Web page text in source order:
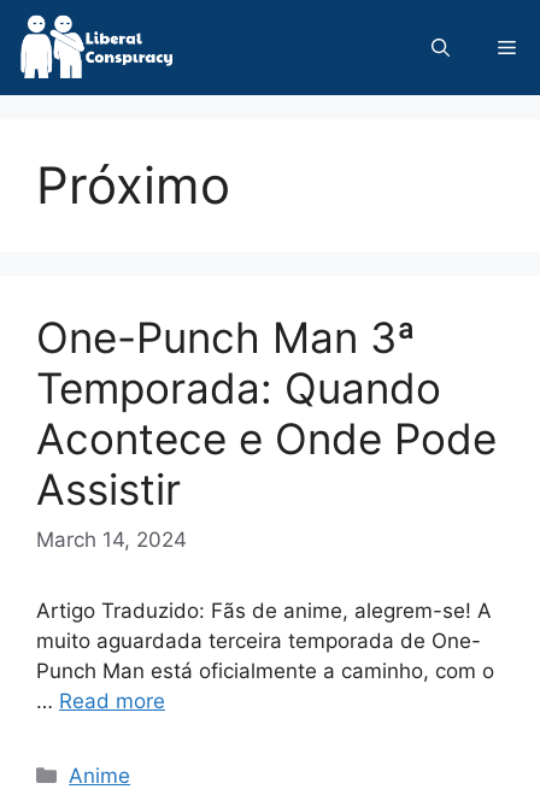
Skip
content
Próximo
One-Punch Man 3ª
Temporada: Quando
Acontece e Onde Pode
Assistir
March 14, 2024
Artigo Traduzido: Fãs de anime, alegrem-se! A
muito aguardada terceira temporada de One-
Punch Man está oficialmente a caminho, com o
… Read more
Categories
Anime